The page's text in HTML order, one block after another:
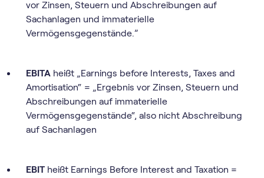
vor Zinsen, Steuern und Abschreibungen auf
Sachanlagen und immaterielle
Vermögensgegenstände.”
EBITA heißt „Earnings before Interests, Taxes and
Amortisation“ = „Ergebnis vor Zinsen, Steuern und
Abschreibungen auf immaterielle
Vermögensgegenstände“, also nicht Abschreibung
auf Sachanlagen
EBIT heißt Earnings Before Interest and Taxation =